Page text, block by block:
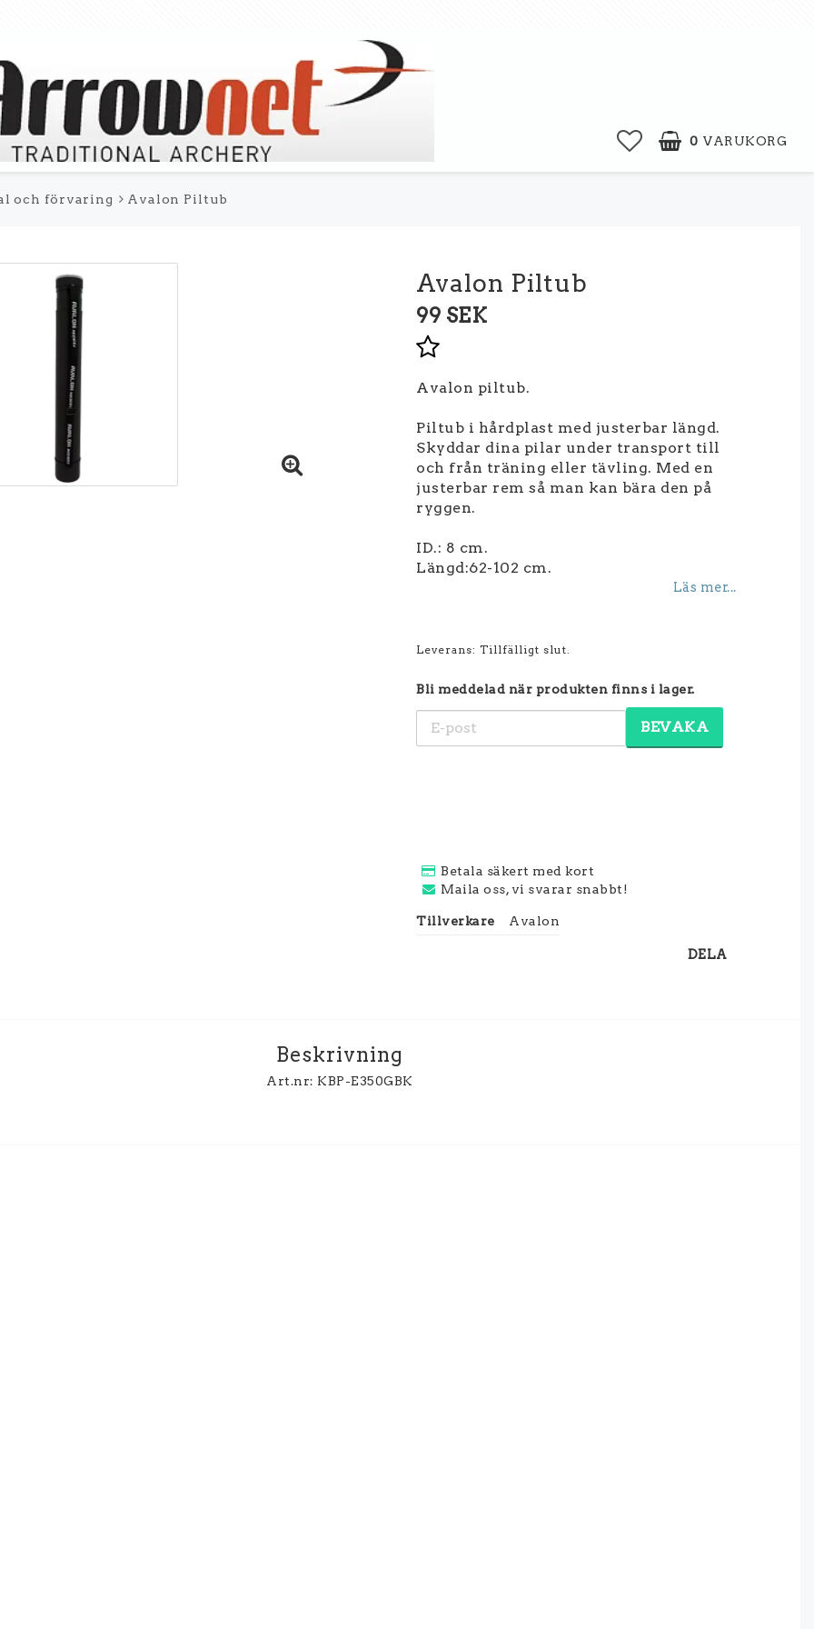
0 VARUKORG
och förvaring Avalon Piltub
Avalon Piltub
99 SEK
Lägg till i favoritlistan
Avalon piltub.
Piltub i hårdplast med justerbar längd.
Skyddar dina pilar under transport till
och från träning eller tävling. Med en
justerbar rem så man kan bära den på
ryggen.
ID.: 8 cm.
Längd:62-102 cm.
Läs mer...
Leverans:Tillfälligt slut.
Bli meddelad när produkten finns i lager.
BEVAKA
Betala säkert med kort
Maila oss, vi svarar snabbt!
Tillverkare Avalon
DELA
Beskrivning
Art.nr: KBP-E350GBK